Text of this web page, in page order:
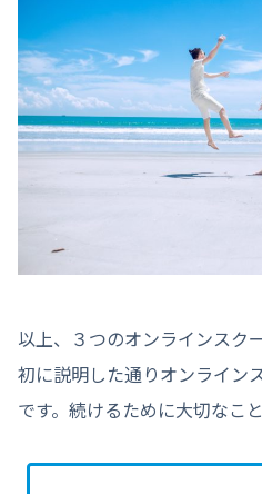
以上、３つのオンラインスク
初に説明した通りオンライン
です。続けるために大切なこ